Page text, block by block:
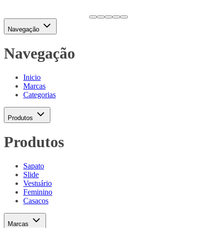
Navegação
Navegação
Inicio
Marcas
Categorias
Produtos
Produtos
Sapato
Slide
Vestuário
Feminino
Casacos
Marcas